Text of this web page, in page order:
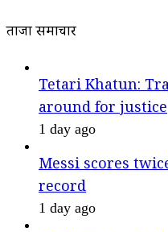
ताजा समाचार
Tetari Khatun:
around for justice
1 day ago
Messi scores
record
1 day ago